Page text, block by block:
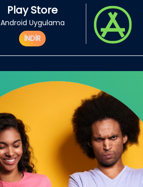
Play Store
Android Uygulama
İNDİR